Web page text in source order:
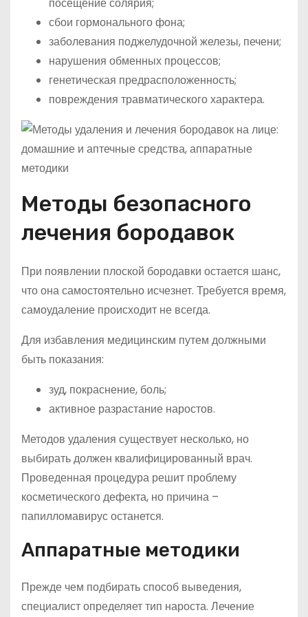
сбои гормонального фона;
заболевания поджелудочной железы, печени;
нарушения обменных процессов;
генетическая предрасположенность;
повреждения травматического характера.
Методы безопасного
лечения бородавок
При появлении плоской бородавки остается шанс,
что она самостоятельно исчезнет. Требуется время,
самоудаление происходит не всегда.
Для избавления медицинским путем должными
быть показания:
зуд, покраснение, боль;
активное разрастание наростов.
Методов удаления существует несколько, но
выбирать должен квалифицированный врач.
Проведенная процедура решит проблему
косметического дефекта, но причина –
папилломавирус останется.
Аппаратные методики
Прежде чем подбирать способ выведения,
специалист определяет тип нароста. Лечение